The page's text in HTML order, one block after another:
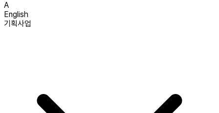
A
English
기획사업